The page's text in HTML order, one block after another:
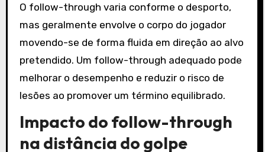
O follow-through varia conforme o desporto,
mas geralmente envolve o corpo do jogador
movendo-se de forma fluida em direção ao alvo
pretendido. Um follow-through adequado pode
melhorar o desempenho e reduzir o risco de
lesões ao promover um término equilibrado.
Impacto do follow-through
na distância do golpe